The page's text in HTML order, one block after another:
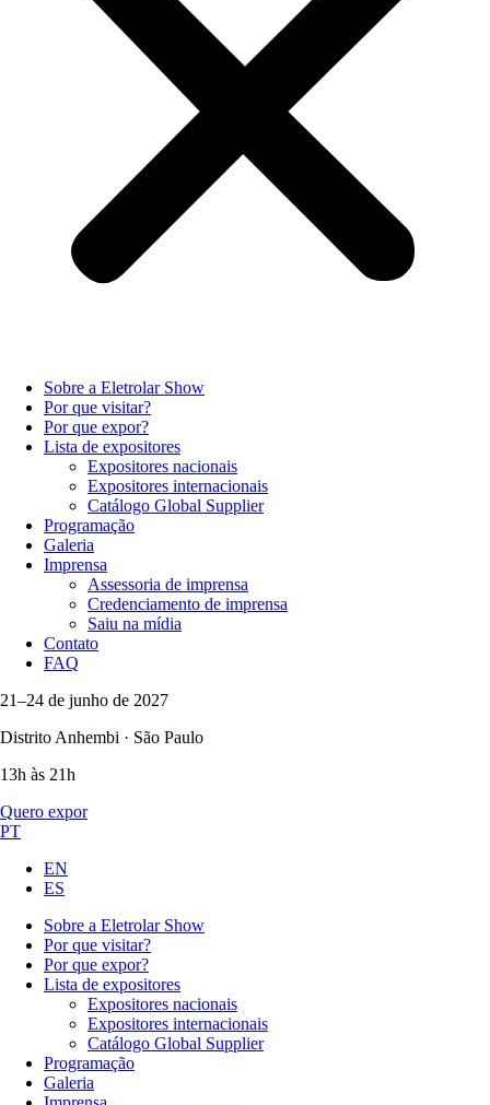
Sobre a Eletrolar Show
Por que visitar?
Por que expor?
Lista de expositores
Expositores nacionais
Expositores internacionais
Catálogo Global Supplier
Programação
Galeria
Imprensa
Assessoria de imprensa
Credenciamento de imprensa
Saiu na mídia
Contato
FAQ
21–24 de junho de 2027
Distrito Anhembi · São Paulo
13h às 21h
Quero expor
PT
EN
ES
Sobre a Eletrolar Show
Por que visitar?
Por que expor?
Lista de expositores
Expositores nacionais
Expositores internacionais
Catálogo Global Supplier
Programação
Galeria